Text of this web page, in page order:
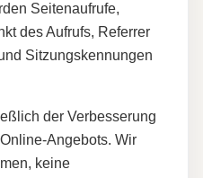
Seitenaufrufe,
des Aufrufs, Referrer
Sitzungskennungen
der Verbesserung
Angebots. Wir
keine